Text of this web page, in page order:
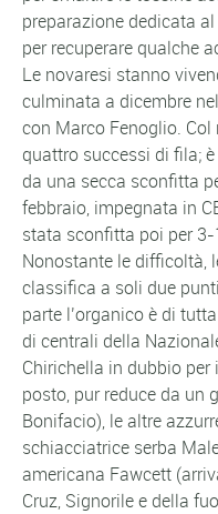
preparazione dedicata
per recuperare qualche
Le novaresi stanno
culminata a dicembre
con Marco Fenoglio. Col
quattro successi di fila;
da una secca sconfitta
febbraio, impegnata in
stata sconfitta poi per 3-
Nonostante le difficoltà,
classifica a soli due
parte l’organico è di
di centrali della
Chirichella in dubbio
posto, pur reduce da un
Bonifacio), le altre
schiacciatrice serba
americana Fawcett
Cruz, Signorile e della